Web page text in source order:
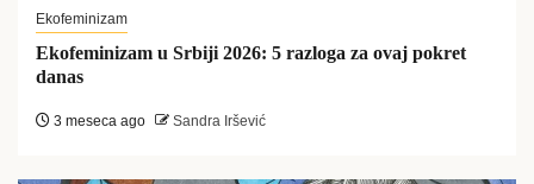
Ekofeminizam
Ekofeminizam u Srbiji 2026: 5 razloga za ovaj pokret
danas
3 meseca ago Sandra Iršević